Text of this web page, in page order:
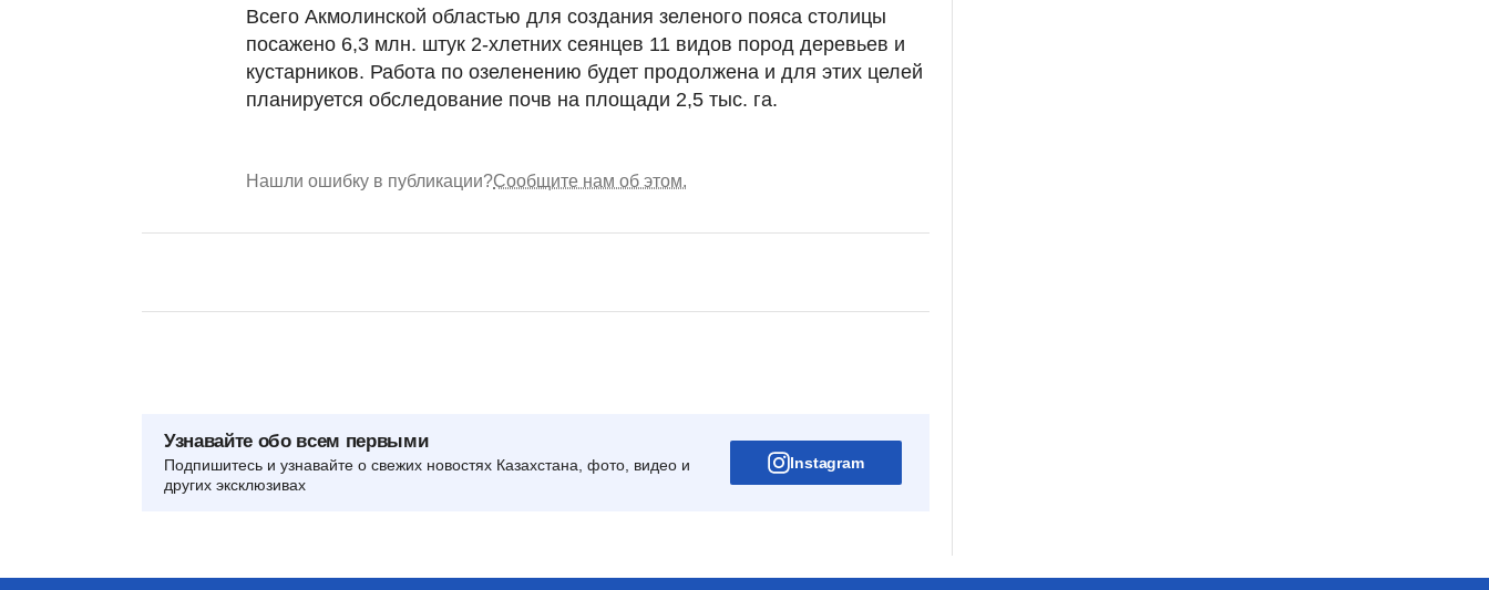
Всего Акмолинской областью для создания зеленого пояса столицы
посажено 6,3 млн. штук 2-хлетних сеянцев 11 видов пород деревьев и
кустарников. Работа по озеленению будет продолжена и для этих целей
планируется обследование почв на площади 2,5 тыс. га.
Нашли ошибку в публикации?Сообщите нам об этом.
Узнавайте обо всем первыми
Подпишитесь и узнавайте о свежих новостях Казахстана, фото, видео и
других эксклюзивах
Instagram